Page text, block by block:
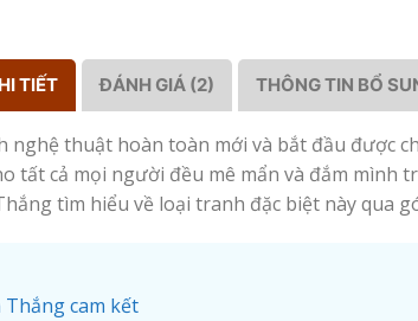
TIẾT ĐÁNH GIÁ (2) THÔNG TIN BỔ
nghệ thuật hoàn toàn mới và bắt đầu được
tất cả mọi người đều mê mẩn và đắm mình
tìm hiểu về loại tranh đặc biệt này qua
cam kết